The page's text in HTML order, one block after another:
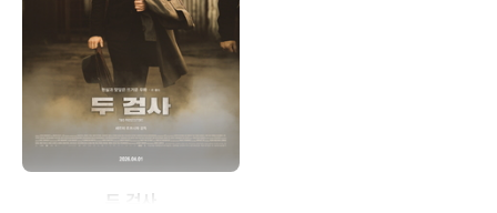
두 검사